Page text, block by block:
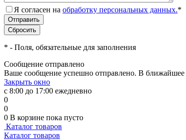
Я согласен на обработку персональных данных.*
* - Поля, обязательные для заполнения
Сообщение отправлено
Ваше сообщение успешно отправлено. В ближайшее
Закрыть окно
с 8:00 до 17:00 ежедневно
0
0
0 В корзине пока пусто
Каталог товаров
Каталог товаров